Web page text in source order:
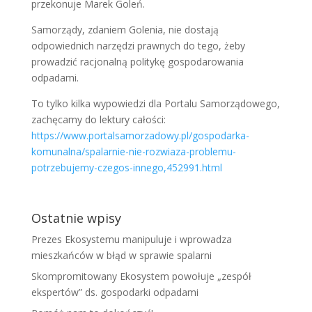
przekonuje Marek Goleń.
Samorządy, zdaniem Golenia, nie dostają
odpowiednich narzędzi prawnych do tego, żeby
prowadzić racjonalną politykę gospodarowania
odpadami.
To tylko kilka wypowiedzi dla Portalu Samorządowego,
zachęcamy do lektury całości:
https://www.portalsamorzadowy.pl/gospodarka-
komunalna/spalarnie-nie-rozwiaza-problemu-
potrzebujemy-czegos-innego,452991.html
Ostatnie wpisy
Prezes Ekosystemu manipuluje i wprowadza
mieszkańców w błąd w sprawie spalarni
Skompromitowany Ekosystem powołuje „zespół
ekspertów” ds. gospodarki odpadami